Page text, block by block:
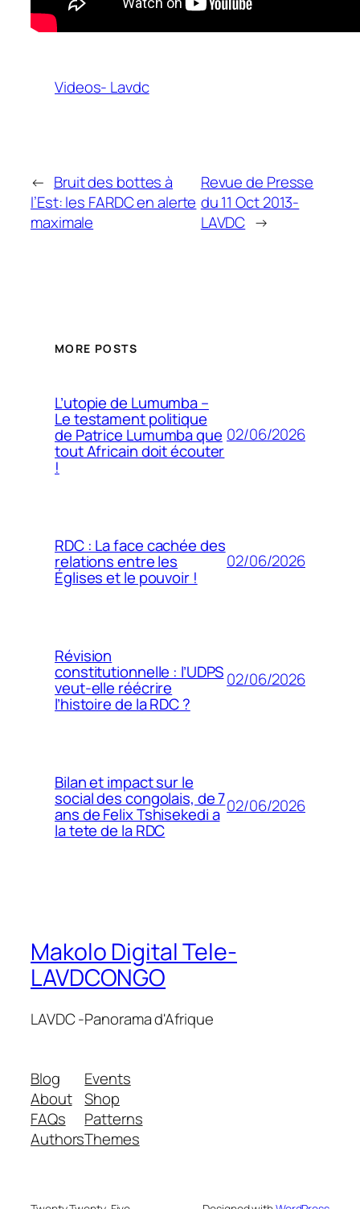
Videos- Lavdc
← Bruit des bottes à
l’Est: les FARDC en alerte
maximale
Revue de Presse
du 11 Oct 2013-
LAVDC →
MORE POSTS
L’utopie de Lumumba –
Le testament politique
de Patrice Lumumba que
tout Africain doit écouter
!
02/06/2026
RDC : La face cachée des
relations entre les
Églises et le pouvoir !
02/06/2026
Révision
constitutionnelle : l’UDPS
veut-elle réécrire
l’histoire de la RDC ?
02/06/2026
Bilan et impact sur le
social des congolais, de 7
ans de Felix Tshisekedi a
la tete de la RDC
02/06/2026
Makolo Digital Tele-
LAVDCONGO
LAVDC -Panorama d'Afrique
Blog
About
FAQs
Authors
Events
Shop
Patterns
Themes